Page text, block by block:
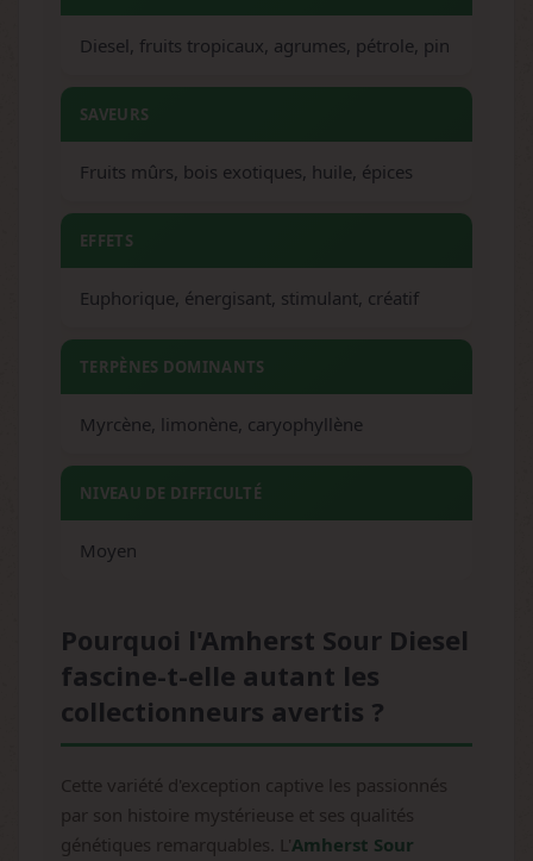
Diesel, fruits tropicaux, agrumes, pétrole, pin
SAVEURS
Fruits mûrs, bois exotiques, huile, épices
EFFETS
Euphorique, énergisant, stimulant, créatif
TERPÈNES DOMINANTS
Myrcène, limonène, caryophyllène
NIVEAU DE DIFFICULTÉ
Moyen
Pourquoi l'Amherst Sour Diesel
fascine-t-elle autant les
collectionneurs avertis ?
Cette variété d'exception captive les passionnés
par son histoire mystérieuse et ses qualités
génétiques remarquables. L'Amherst Sour